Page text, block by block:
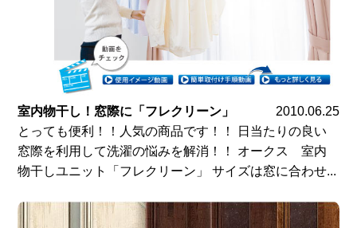
室内物干し！窓際に「フレクリーン」
2010.06.25
とっても便利！！人気の商品です！！ 日当たりの良い
窓際を利用して洗濯の悩みを解消！！ オークス 室内
物干しユニット「フレクリーン」 サイズは窓に合わせ...